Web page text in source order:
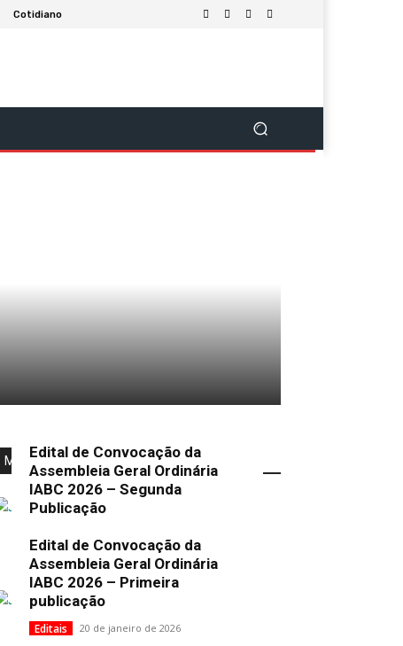
Cotidiano
Mais Popular
Edital de Convocação da
Assembleia Geral Ordinária
IABC 2026 – Segunda
Publicação
Edital de Convocação da
Assembleia Geral Ordinária
IABC 2026 – Primeira
publicação
Editais 20 de janeiro de 2026